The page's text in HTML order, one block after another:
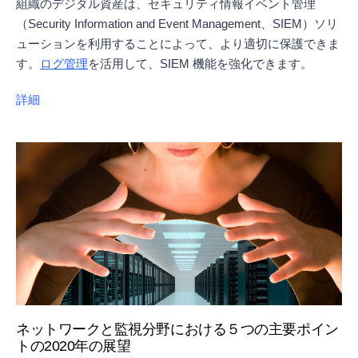
組織のデジタル資産は、セキュリティ情報イベント管理
（Security Information and Event Management、SIEM）ソリ
ューションを利用することによって、より適切に保護できま
す。
ログ管理を活用して、SIEM 機能を強化できます。
詳細
ネットワークと監視分野における５つの主要ポイン
トの2020年の展望